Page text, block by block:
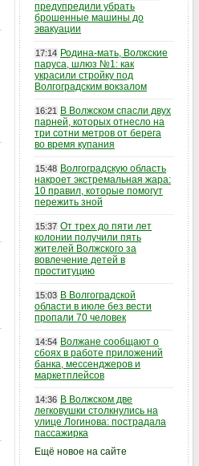
предупредили убрать
брошенные машины до
эвакуации
17:14 Родина-мать, Волжские
паруса, шлюз №1: как
украсили стройку под
Волгоградским вокзалом
16:21
В Волжском спасли двух
парней, которых отнесло на
три сотни метров от берега
во время купания
15:48 Волгоградскую область
накроет экстремальная жара:
10 правил, которые помогут
пережить зной
15:37 От трех до пяти лет
колонии получили пять
жителей Волжского за
вовлечение детей в
проституцию
15:03 В Волгоградской
области в июле без вести
пропали 70 человек
14:54 Волжане сообщают о
сбоях в работе приложений
банка, мессенджеров и
маркетплейсов
14:36 В Волжском две
легковушки столкнулись на
улице Логинова: пострадала
пассажирка
Ещё новое на сайте